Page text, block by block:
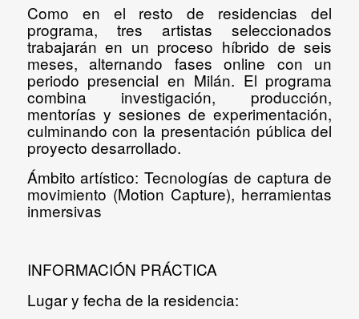
Como en el resto de residencias del
programa, tres artistas seleccionados
trabajarán en un proceso híbrido de seis
meses, alternando fases online con un
periodo presencial en Milán. El programa
combina investigación, producción,
mentorías y sesiones de experimentación,
culminando con la presentación pública del
proyecto desarrollado.
Ámbito artístico: Tecnologías de captura de
movimiento (Motion Capture), herramientas
inmersivas
INFORMACIÓN PRÁCTICA
Lugar y fecha de la residencia: